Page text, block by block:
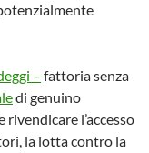
– fattoria senza
di genuino
l’accesso
la lotta contro la